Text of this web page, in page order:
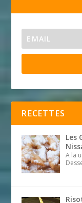
RECETTES
Les
A la